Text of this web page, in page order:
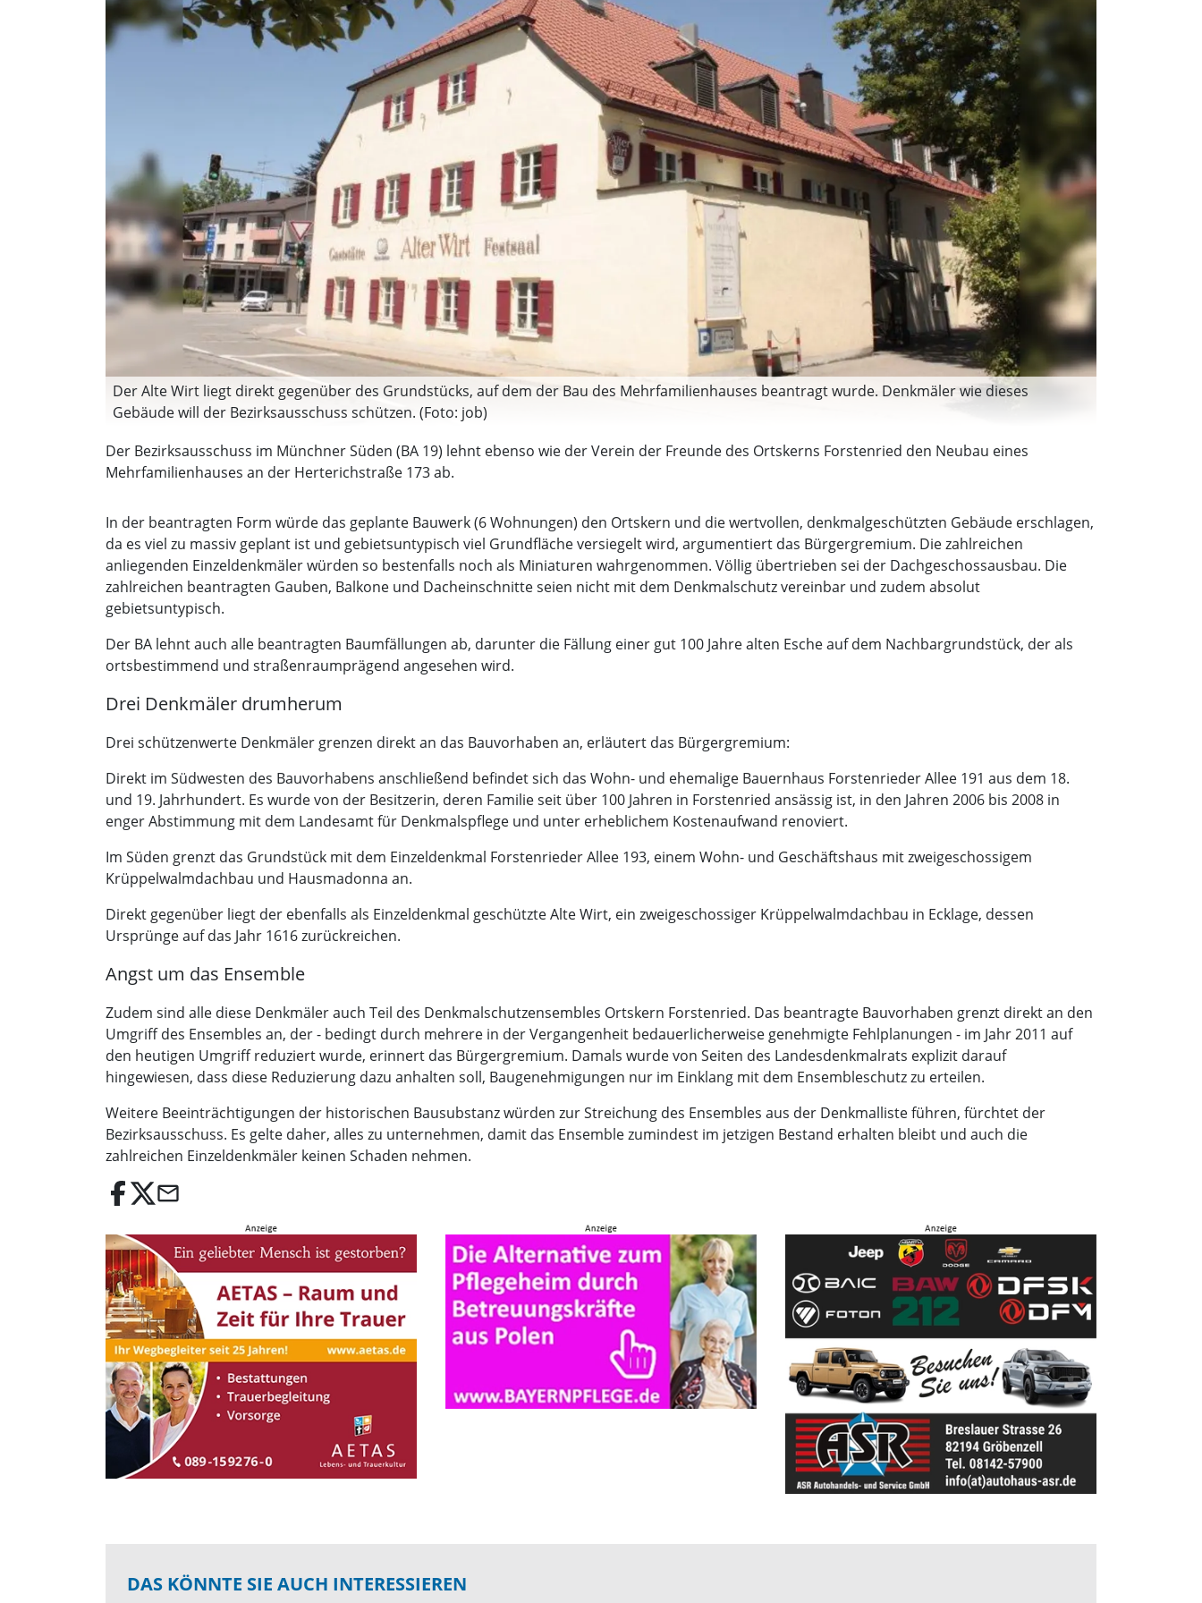
Der Alte Wirt liegt direkt gegenüber des Grundstücks, auf dem der Bau des Mehrfamilienhauses beantragt wurde. Denkmäler wie dieses
Gebäude will der Bezirksausschuss schützen. (Foto: job)
Der Bezirksausschuss im Münchner Süden (BA 19) lehnt ebenso wie der Verein der Freunde des Ortskerns Forstenried den Neubau eines
Mehrfamilienhauses an der Herterichstraße 173 ab.
In der beantragten Form würde das geplante Bauwerk (6 Wohnungen) den Ortskern und die wertvollen, denkmalgeschützten Gebäude erschlagen,
da es viel zu massiv geplant ist und gebietsuntypisch viel Grundfläche versiegelt wird, argumentiert das Bürgergremium. Die zahlreichen
anliegenden Einzeldenkmäler würden so bestenfalls noch als Miniaturen wahrgenommen. Völlig übertrieben sei der Dachgeschossausbau. Die
zahlreichen beantragten Gauben, Balkone und Dacheinschnitte seien nicht mit dem Denkmalschutz vereinbar und zudem absolut
gebietsuntypisch.
Der BA lehnt auch alle beantragten Baumfällungen ab, darunter die Fällung einer gut 100 Jahre alten Esche auf dem Nachbargrundstück, der als
ortsbestimmend und straßenraumprägend angesehen wird.
Drei Denkmäler drumherum
Drei schützenwerte Denkmäler grenzen direkt an das Bauvorhaben an, erläutert das Bürgergremium:
Direkt im Südwesten des Bauvorhabens anschließend befindet sich das Wohn- und ehemalige Bauernhaus Forstenrieder Allee 191 aus dem 18.
und 19. Jahrhundert. Es wurde von der Besitzerin, deren Familie seit über 100 Jahren in Forstenried ansässig ist, in den Jahren 2006 bis 2008 in
enger Abstimmung mit dem Landesamt für Denkmalspflege und unter erheblichem Kostenaufwand renoviert.
Im Süden grenzt das Grundstück mit dem Einzeldenkmal Forstenrieder Allee 193, einem Wohn- und Geschäftshaus mit zweigeschossigem
Krüppelwalmdachbau und Hausmadonna an.
Direkt gegenüber liegt der ebenfalls als Einzeldenkmal geschützte Alte Wirt, ein zweigeschossiger Krüppelwalmdachbau in Ecklage, dessen
Ursprünge auf das Jahr 1616 zurückreichen.
Angst um das Ensemble
Zudem sind alle diese Denkmäler auch Teil des Denkmalschutzensembles Ortskern Forstenried. Das beantragte Bauvorhaben grenzt direkt an den
Umgriff des Ensembles an, der - bedingt durch mehrere in der Vergangenheit bedauerlicherweise genehmigte Fehlplanungen - im Jahr 2011 auf
den heutigen Umgriff reduziert wurde, erinnert das Bürgergremium. Damals wurde von Seiten des Landesdenkmalrats explizit darauf
hingewiesen, dass diese Reduzierung dazu anhalten soll, Baugenehmigungen nur im Einklang mit dem Ensembleschutz zu erteilen.
Weitere Beeinträchtigungen der historischen Bausubstanz würden zur Streichung des Ensembles aus der Denkmalliste führen, fürchtet der
Bezirksausschuss. Es gelte daher, alles zu unternehmen, damit das Ensemble zumindest im jetzigen Bestand erhalten bleibt und auch die
zahlreichen Einzeldenkmäler keinen Schaden nehmen.
email
DAS KÖNNTE SIE AUCH INTERESSIEREN